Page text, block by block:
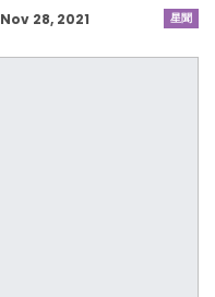
星聞
Nov 28, 2021